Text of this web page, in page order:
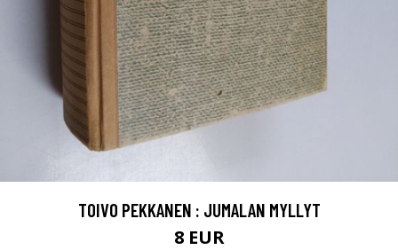
TOIVO PEKKANEN : JUMALAN MYLLYT
8 EUR